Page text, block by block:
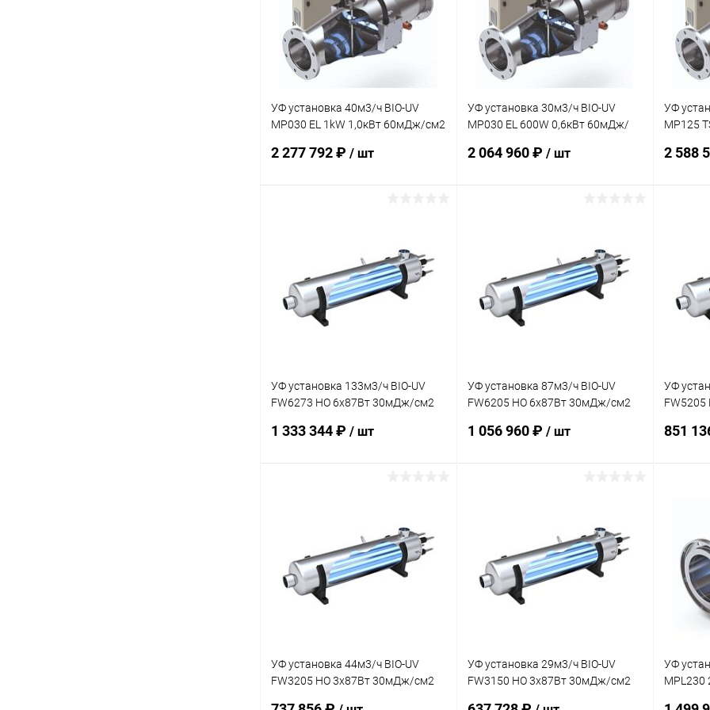
К сравнению В наличии К сравнению В наличии К
УФ установка 40м3/ч BIO-UV
MP030 EL 1kW 1,0кВт 60мДж/см2
2 277 792 ₽ / шт
К сравнению В наличии
УФ установка 30м3/ч BIO-UV
MP030 EL 600W 0,6кВт 60мДж/
2 064 960 ₽ / шт
К сравнению В наличии
УФ
MP125
2 588
К
УФ установка 133м3/ч BIO-UV
FW6273 HO 6х87Вт 30мДж/см2
1 333 344 ₽ / шт
К сравнению Под заказ
УФ установка 87м3/ч BIO-UV
FW6205 HO 6х87Вт 30мДж/см2
1 056 960 ₽ / шт
К сравнению Под заказ
УФ
851
В
К
УФ установка 44м3/ч BIO-UV
FW3205 HO 3х87Вт 30мДж/см2
УФ установка 29м3/ч BIO-UV
FW3150 HO 3х87Вт 30мДж/см2
УФ